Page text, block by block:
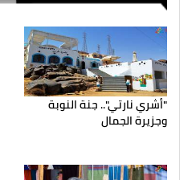
"أشري نارتي".. جنة النوبة
وجزيرة الجمال